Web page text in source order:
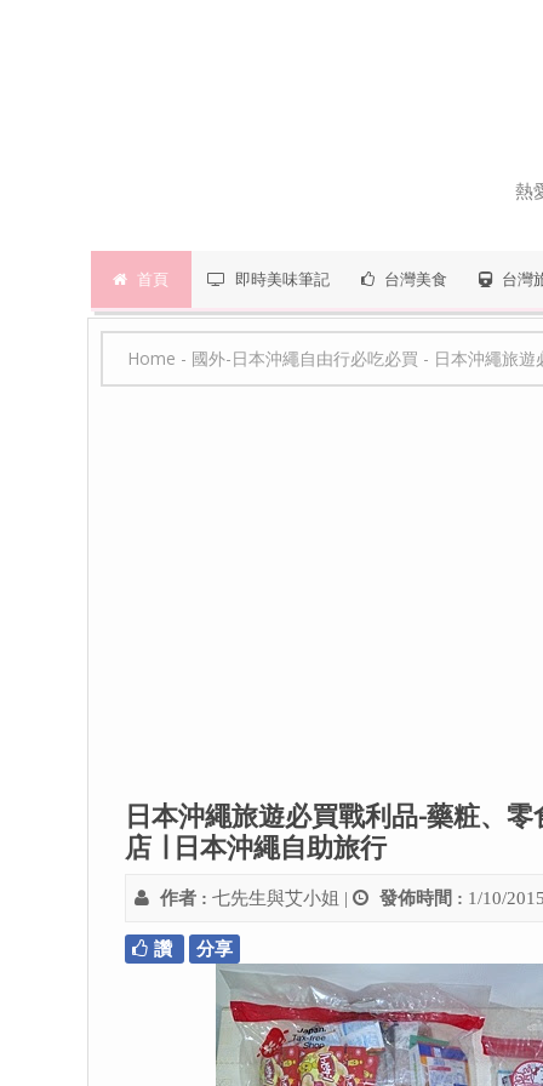
熱
首頁 即時美味筆記 台灣美食 台灣
Home - 國外-日本沖繩自由行必吃必買 - 日本沖繩旅遊必
日本沖繩旅遊必買戰利品-藥粧、
店 ∣ 日本沖繩自助旅行
作者 : 七先生與艾小姐 | 發佈時間 : 1/10/
讚 分享